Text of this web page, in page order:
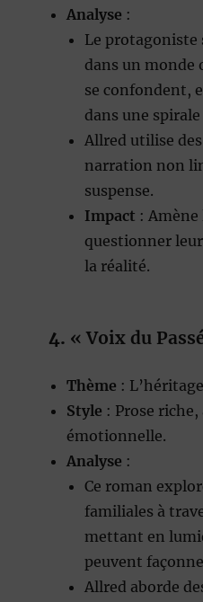
Analyse :
Le protagoniste
dans un monde
se confondent,
dans une
Allred utilise
narration non
suspense.
Impact : Amène
questionner
la réalité.
4. « Voix du
Thème :
Style : Prose
émotionnelle.
Analyse :
Ce roman
familiales à
mettant en
peuvent
Allred aborde